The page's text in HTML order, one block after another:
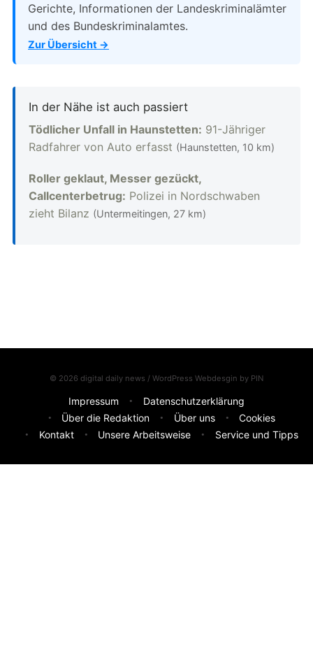
Gerichte, Informationen der Landeskriminalämter
und des Bundeskriminalamtes.
Zur Übersicht →
In der Nähe ist auch passiert
Tödlicher Unfall in Haunstetten: 91-Jähriger
Radfahrer von Auto erfasst (Haunstetten, 10 km)
Roller geklaut, Messer gezückt,
Callcenterbetrug: Polizei in Nordschwaben
zieht Bilanz (Untermeitingen, 27 km)
© 2026 digital daily news / WordPress Webdesgin by PIN
Impressum
Datenschutzerklärung
Über die Redaktion
Über uns
Cookies
Kontakt
Unsere Arbeitsweise Service und Tipps